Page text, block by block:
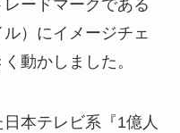
ードマークである
）にイメージチェ
動かしました。
本テレビ系『1億人